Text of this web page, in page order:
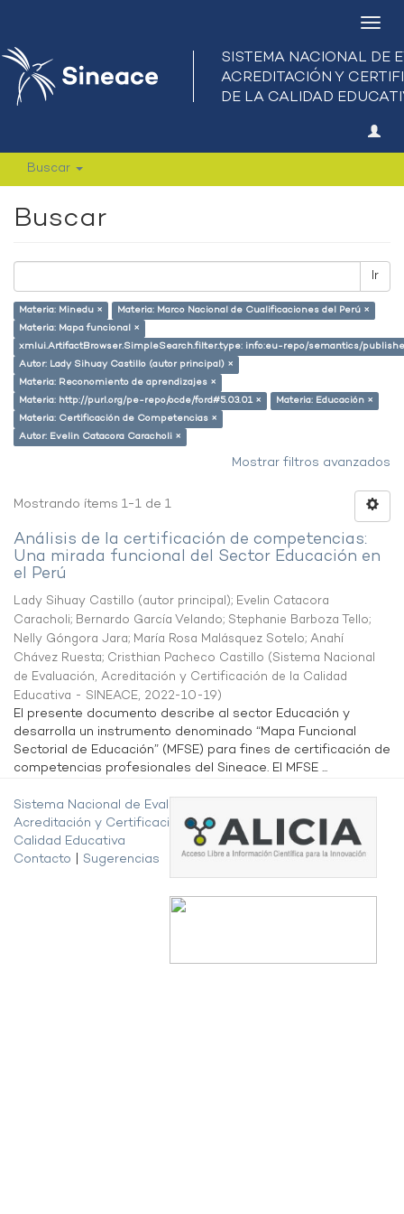
Buscar
Buscar
Ir
Materia: Minedu ×
Materia: Marco Nacional de Cualificaciones del Perú ×
Materia: Mapa funcional ×
xmlui.ArtifactBrowser.SimpleSearch.filter.type: info:eu-repo/semantics/
Autor: Lady Sihuay Castillo (autor principal) ×
Materia: Reconomiento de aprendizajes ×
Materia: http://purl.org/pe-repo/ocde/ford#5.03.01 ×
Materia: Educación ×
Materia: Certificación de Competencias ×
Autor: Evelin Catacora Caracholi ×
Mostrar filtros avanzados
Mostrando ítems 1-1 de 1
Análisis de la certificación de competencias:
Una mirada funcional del Sector Educación en
el Perú
Lady Sihuay Castillo (autor principal); Evelin Catacora
Caracholi; Bernardo García Velando; Stephanie Barboza Tello;
Nelly Góngora Jara; María Rosa Malásquez Sotelo; Anahí
Chávez Ruesta; Cristhian Pacheco Castillo (Sistema Nacional
de Evaluación, Acreditación y Certificación de la Calidad
Educativa - SINEACE, 2022-10-19)
El presente documento describe al sector Educación y
desarrolla un instrumento denominado “Mapa Funcional
Sectorial de Educación” (MFSE) para fines de certificación de
competencias profesionales del Sineace. El MFSE ...
Sistema Nacional de Evaluación,
Acreditación y Certificación de la
Calidad Educativa
Contacto
Sugerencias